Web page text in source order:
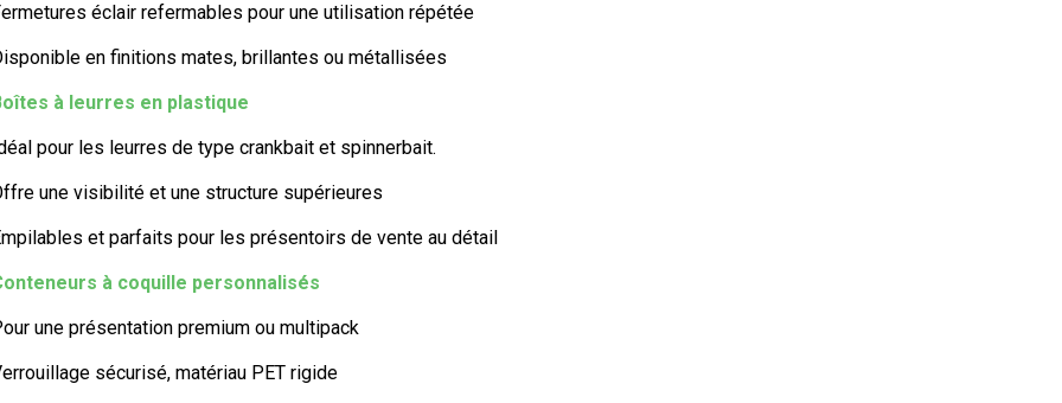
éclair refermables pour une utilisation répétée
en finitions mates, brillantes ou métallisées
à leurres en plastique
pour les leurres de type crankbait et spinnerbait.
une visibilité et une structure supérieures
et parfaits pour les présentoirs de vente au détail
à coquille personnalisés
une présentation premium ou multipack
sécurisé, matériau PET rigide